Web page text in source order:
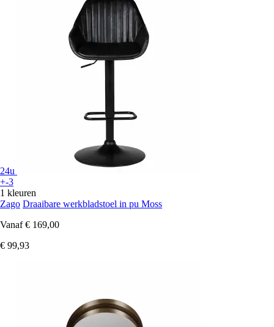
24u
+-3
1 kleuren
Zago Draaibare werkbladstoel in pu Moss
Vanaf € 169,00
€ 99,93